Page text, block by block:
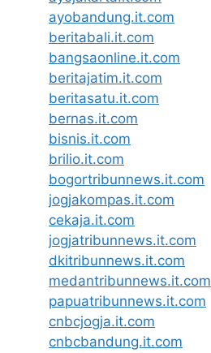
ayobandung.it.com
beritabali.it.com
bangsaonline.it.com
beritajatim.it.com
beritasatu.it.com
bernas.it.com
bisnis.it.com
brilio.it.com
bogortribunnews.it.com
jogjakompas.it.com
cekaja.it.com
jogjatribunnews.it.com
dkitribunnews.it.com
medantribunnews.it.com
papuatribunnews.it.com
cnbcjogja.it.com
cnbcbandung.it.com